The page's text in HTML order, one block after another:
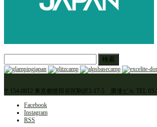
索:
〒154-0012 東京都世田谷区駒沢2-17-5 廣達ビル TEL 03-
Facebook
Instagram
RSS